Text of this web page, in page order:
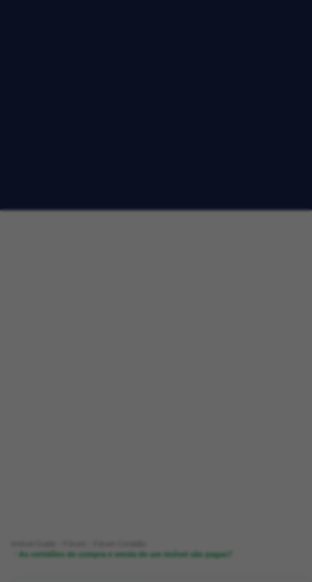
As certidões de compra e venda de um imóvel são pagas?